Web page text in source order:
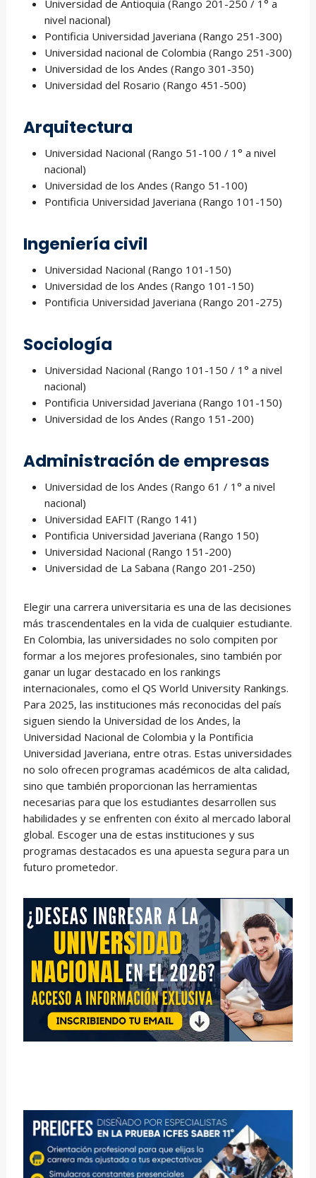
Universidad de Antioquia (Rango 201-250 / 1° a
nivel nacional)
Pontificia Universidad Javeriana (Rango 251-300)
Universidad nacional de Colombia (Rango 251-300)
Universidad de los Andes (Rango 301-350)
Universidad del Rosario (Rango 451-500)
Arquitectura
Universidad Nacional (Rango 51-100 / 1° a nivel
nacional)
Universidad de los Andes (Rango 51-100)
Pontificia Universidad Javeriana (Rango 101-150)
Ingeniería civil
Universidad Nacional (Rango 101-150)
Universidad de los Andes (Rango 101-150)
Pontificia Universidad Javeriana (Rango 201-275)
Sociología
Universidad Nacional (Rango 101-150 / 1° a nivel
nacional)
Pontificia Universidad Javeriana (Rango 101-150)
Universidad de los Andes (Rango 151-200)
Administración de empresas
Universidad de los Andes (Rango 61 / 1° a nivel
nacional)
Universidad EAFIT (Rango 141)
Pontificia Universidad Javeriana (Rango 150)
Universidad Nacional (Rango 151-200)
Universidad de La Sabana (Rango 201-250)
Elegir una carrera universitaria es una de las decisiones
más trascendentales en la vida de cualquier estudiante.
En Colombia, las universidades no solo compiten por
formar a los mejores profesionales, sino también por
ganar un lugar destacado en los rankings
internacionales, como el QS World University Rankings.
Para 2025, las instituciones más reconocidas del país
siguen siendo la Universidad de los Andes, la
Universidad Nacional de Colombia y la Pontificia
Universidad Javeriana, entre otras. Estas universidades
no solo ofrecen programas académicos de alta calidad,
sino que también proporcionan las herramientas
necesarias para que los estudiantes desarrollen sus
habilidades y se enfrenten con éxito al mercado laboral
global. Escoger una de estas instituciones y sus
programas destacados es una apuesta segura para un
futuro prometedor.